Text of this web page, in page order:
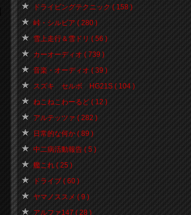
ドライビングテクニック ( 158 )
峠・シルビア ( 280 )
雪上走行＆雪ドリ ( 56 )
カーオーディオ ( 739 )
音楽・オーディオ ( 39 )
スズキ セルボ HG21S ( 104 )
ねこねこわーるど ( 12 )
アルテッツァ ( 282 )
日常的な何か ( 89 )
中二病活動報告 ( 5 )
艦これ ( 25 )
ドライブ ( 60 )
ヤマノススメ ( 9 )
アルファ147 ( 28 )